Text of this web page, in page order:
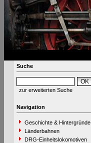
Suche
zur erweiterten Suche
Navigation
Geschichte & Hintergründe
Länderbahnen
DRG-Einheitslokomotiven